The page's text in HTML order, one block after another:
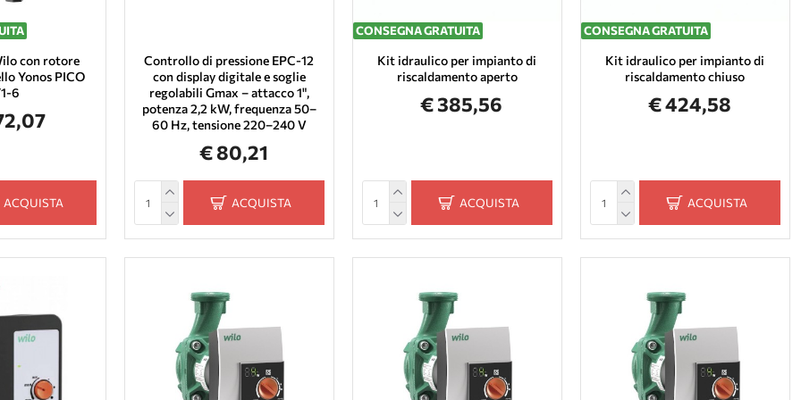
con rotore
Yonos PICO
6
ACQUISTA
Controllo di pressione EPC-12
con display digitale e soglie
regolabili Gmax – attacco 1",
potenza 2,2 kW, frequenza 50–
60 Hz, tensione 220–240 V
€ 80,21
ACQUISTA
CONSEGNA GRATUITA
Kit idraulico per impianto di
riscaldamento aperto
€ 385,56
ACQUISTA
CONSEGNA GRATUITA
Kit idraulico per impianto di
riscaldamento chiuso
€ 424,58
ACQUISTA